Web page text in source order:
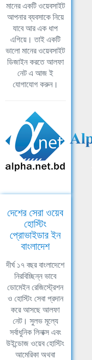
মানের একটি ওয়েবসাইট
আপনার ব্যবসাকে নিয়ে
যাবে আর এক ধাপ
এগিয়ে। তাই একটি
ভালো মানের ওয়েবসাইট
ডিজাইন করতে আলফা
নেট এ আজ ই
যোগাযোগ করুন।
দেশের সেরা ওয়েব
হোস্টিং
প্রোভাইডার ইন
বাংলাদেশ
দীর্ঘ ১৭ বছর বাংলাদেশে
নিরবিচ্ছিন্ন ভাবে
ডোমেইন রেজিস্ট্রেশন
ও হোস্টিং সেবা প্রদান
করে আসছে আলফা
নেট। সুলভ মূল্যে
সর্বাধুনিক লিনাক্স এবং
উইন্ডোজ ওয়েব হোস্টিং
আমেরিকা অথবা